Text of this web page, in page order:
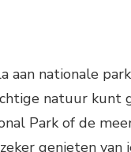
aan nationale
natuur kunt
Park of de
genieten